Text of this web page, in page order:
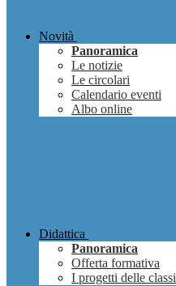
Novità
Panoramica
Le notizie
Le circolari
Calendario eventi
Albo online
Didattica
Panoramica
Offerta formativa
I progetti delle classi